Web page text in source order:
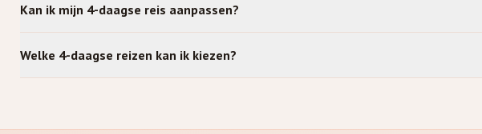
Kan ik mijn 4-daagse reis aanpassen?
Welke 4-daagse reizen kan ik kiezen?